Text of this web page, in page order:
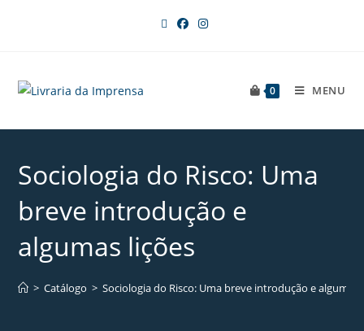
0 MENU
Sociologia do Risco: Uma
breve introdução e
algumas lições
> Catálogo > Sociologia do Risco: Uma breve introdução e algumas